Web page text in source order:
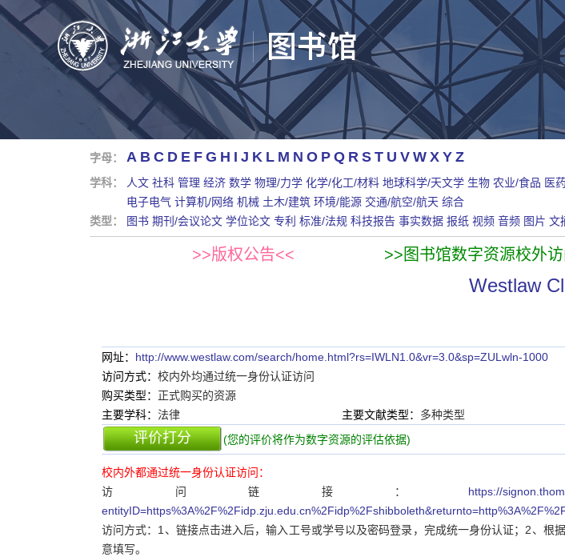
字母： A B C D E F G H I J K L M N O P Q R S T U V W X Y Z
学科： 人文 社科 管理 经济 数学 物理/力学 化学/化工/材料 地球科学/天文学 生物 农业/食品 医
电子电气 计算机/网络 机械 土木/建筑 环境/能源 交通/航空/航天 综合
类型：
图书 期刊/会议论文 学位论文 专利 标准/法规 科技报告 事实数据 报纸 视频 音频 图片 文
>>版权公告<< >>图书馆数字资源校外
Westlaw
网址： http://www.westlaw.com/search/home.html?rs=IWLN1.0&vr=3.0&sp=ZULwln-1000
访问方式： 校内外均通过统一身份认证访问
购买类型： 正式购买的资源
主要学科： 法律 主要文献类型： 多种类型
评价打分 (您的评价将作为数字资源的评估依据)
校内外都通过统一身份认证访问：
访问链接： https://
访问方式：1、链接点击进入后，输入工号或学号以及密码登录，完成统一身份认证；2、根
意填写。